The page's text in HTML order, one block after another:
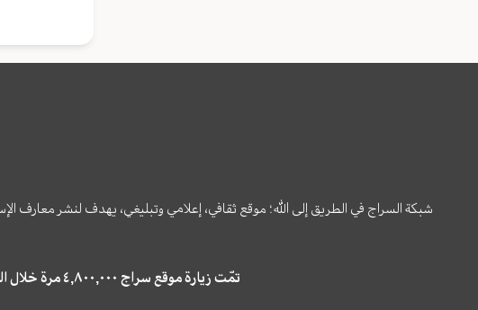
شبكة السراج في الطريق إلى الله؛ موقع ثقافي، إعلامي وتبليغي، يهدف لنشر
تمّت زيارة موقع سراج ٤,٨٠٠,٠٠٠ مرة خلال الستة أشهر الماضية، كما ظهر في نتائج البحث في محركات البحث٢٢,٢٩٠,٠٠٠ مرّة.